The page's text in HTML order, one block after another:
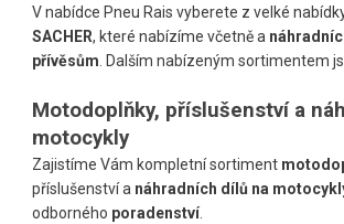
V nabídce Pneu Rais vyberete z velké
SACHER, které nabízíme včetně a
přívěsům. Dalším nabízeným sortimentem
Motodoplňky, příslušenství a
motocykly
Zajistíme Vám kompletnísortiment
příslušenství a náhradních dílů na
odborného poradenství.